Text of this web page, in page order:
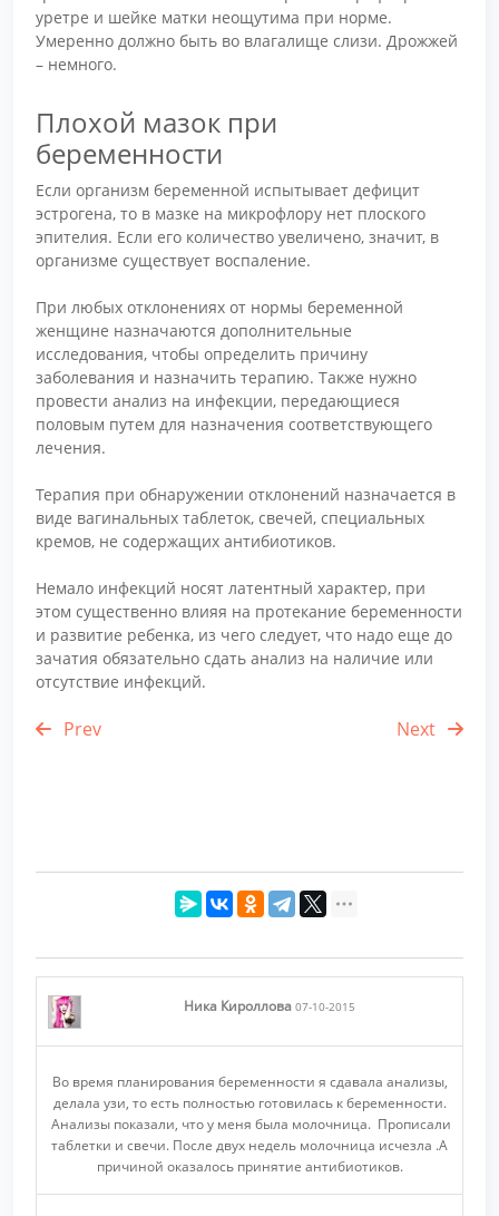
уретре и шейке матки неощутима при норме.
Умеренно должно быть во влагалище слизи. Дрожжей
– немного.
Плохой мазок при
беременности
Если организм беременной испытывает дефицит
эстрогена, то в мазке на микрофлору нет плоского
эпителия. Если его количество увеличено, значит, в
организме существует воспаление.
При любых отклонениях от нормы беременной
женщине назначаются дополнительные
исследования, чтобы определить причину
заболевания и назначить терапию. Также нужно
провести анализ на инфекции, передающиеся
половым путем для назначения соответствующего
лечения.
Терапия при обнаружении отклонений назначается в
виде вагинальных таблеток, свечей, специальных
кремов, не содержащих антибиотиков.
Немало инфекций носят латентный характер, при
этом существенно влияя на протекание беременности
и развитие ребенка, из чего следует, что надо еще до
зачатия обязательно сдать анализ на наличие или
отсутствие инфекций.
Prev Next
Ника Кироллова 07-10-2015
Во время планирования беременности я сдавала анализы,
делала узи, то есть полностью готовилась к беременности.
Анализы показали, что у меня была молочница. Прописали
таблетки и свечи. После двух недель молочница исчезла .А
причиной оказалось принятие антибиотиков.